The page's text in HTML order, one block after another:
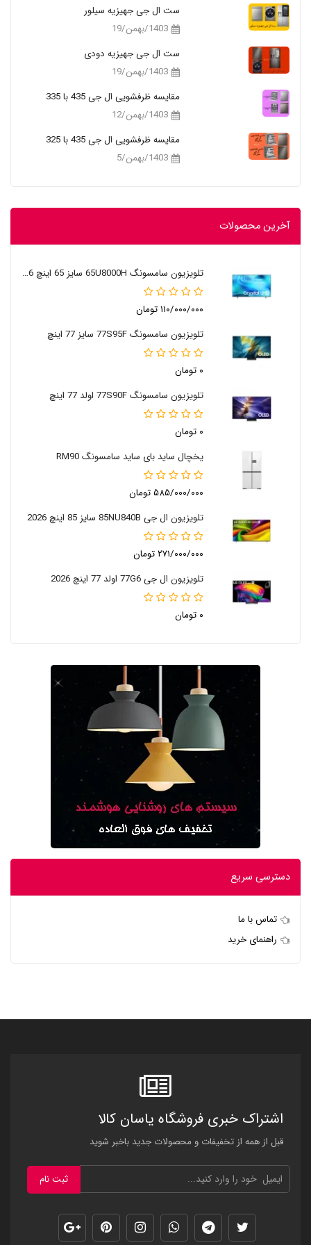
ست ال جی جهیزیه سیلور
1403/بهمن/19
ست ال جی جهیزیه دودی
1403/بهمن/19
مقایسه ظرفشویی ال جی 435 با 335
1403/بهمن/12
مقایسه ظرفشویی ال جی 435 با 325
1403/بهمن/5
آخرین محصولات
تلویزیون سامسونگ 65U8000H سایز 65 اینچ 2026
۱۱۰/۰۰۰/۰۰۰ تومان
تلویزیون سامسونگ 77S95F سایز 77 اینچ
تلویزیون سامسونگ 77S90F اولد 77 اینچ
یخچال ساید بای ساید سامسونگ RM90
۵۸۵/۰۰۰/۰۰۰ تومان
تلویزیون ال جی 85NU840B سایز 85 اینچ 2026
۲۷۱/۰۰۰/۰۰۰ تومان
تلویزیون ال جی 77G6 اولد 77 اینچ 2026
دسترسی سریع
تماس با ما
راهنمای خرید
اشتراک خبری فروشگاه یاسان کالا
قبل از همه از تخفیفات و محصولات جدید باخبر شوید
ثبت نام